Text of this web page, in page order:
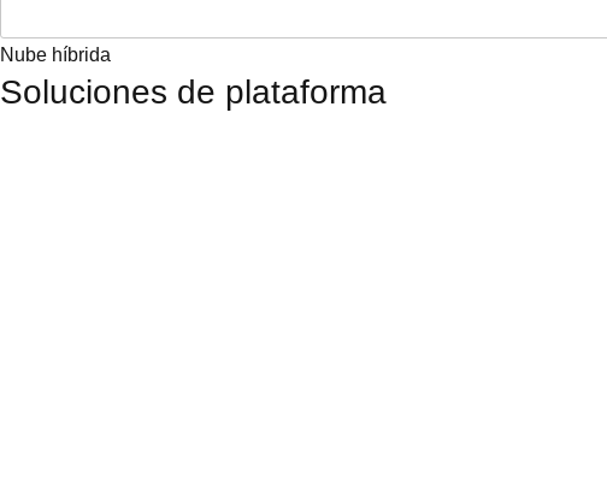
Nube híbrida
Soluciones de plataforma